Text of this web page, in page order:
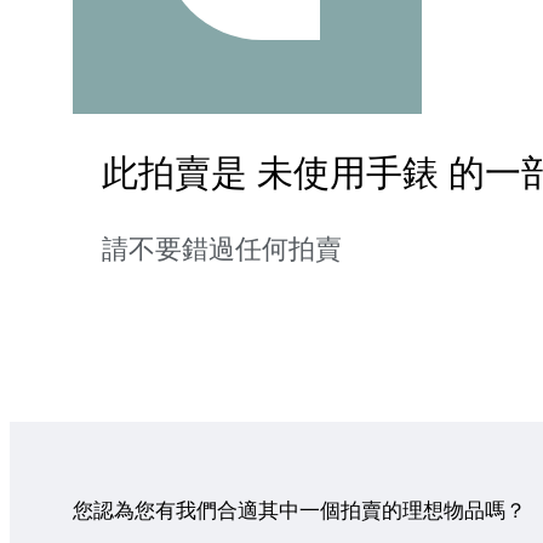
此拍賣是 未使用手錶 的一
請不要錯過任何拍賣
您認為您有我們合適其中一個拍賣的理想物品嗎？